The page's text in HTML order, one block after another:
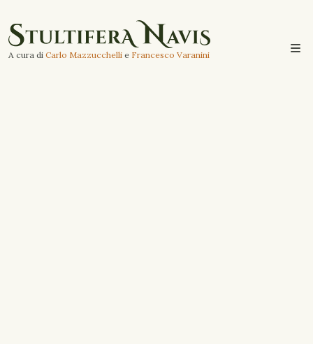
A cura di Carlo Mazzucchelli e Francesco Varanini